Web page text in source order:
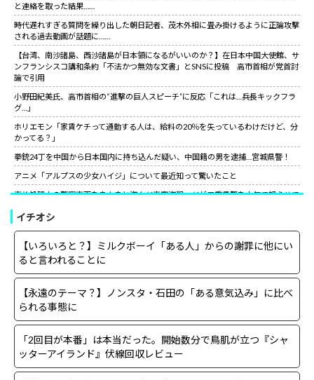
と連絡を取った結果……
時代遅れすぎる質問を繰り出した朝日記者、茂木外相に畳み掛けるように正論攻撃
される過去動画が話題に……
【台湾、南沙諸島、西沙諸島が日本領になるがいいのか？】在日本中国大使館、サ
ンフランシスコ講和条約「不法かつ無効な文書」とSNSに投稿 高市首相が党首討
論で引用
小野田紀美氏、高市首相の“進撃の巨人スピーチ”に反応「これは…兵長キックフラ
グ…」
ホリエモン「家賃ケチって通勤する人は、給料の20％を失っているわけだけど、分
かってる？」
拳銃24丁を中国から日本国内に持ち込んだ疑い、中国籍の男を逮捕…宮城県警！
アニメ「アルプスの少女ハイジ」について最近知って驚いたこと
事故処理中の警察車両をまんまと盗んだ車窃盗犯、だが三重県警を本気で怒らせて
山上徹也が喉から手が出るほど欲しくて50万円詐欺られた拳銃を3千円で日本国内
で売っていた中国人逮捕
【朗報】中国上海ライブ強制終了の大槻マキにグラス米国駐日大使が日本語でエー
ル！米国バンドの代表曲捧げ「信念貫いて」［12/3］
小野田紀美氏、高市首相の“進撃の巨人スピーチ”に反応「これは…兵長キックフラ
サイコパスってほとんどは社会的に成功している人間なんだがな。
イチオシ
【いろいろと？】ミルクボーイ「ある人」からの謝罪に他にい
ると言われることに
【永遠のテーマ？】ノンスタ・石田の「ある意気込み」に比べ
られる事態に
「2回目が本番」は本当だった。開始数分で鳥肌が立つ『シャ
ッターアイランド』伏線回収レビュー